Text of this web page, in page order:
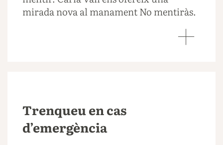
mirada nova al manament No mentiràs.
Trenqueu en cas
d’emergència